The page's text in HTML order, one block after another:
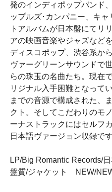
発のインディポップバンド
ップルズ･カンパニー、キ
トアルバムが日本盤にてリ
アの映画音楽やジャズなど
ディスコポップ、渋谷系か
ヴァーグリーンサウンドで
らの珠玉の名曲たち。現在
リジナル入手困難となって
までの音源で構成された、
クト。そしてこだわりのモ
ーナストラックにはセルフ
日本語ヴァージョン収録です
LP/Big Romantic Records/
盤質/ジャケット NEW/